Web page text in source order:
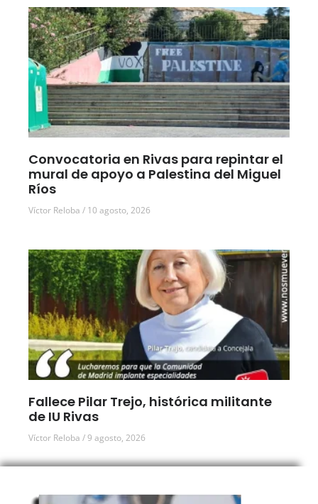
Convocatoria en Rivas para repintar el
mural de apoyo a Palestina del Miguel
Ríos
Víctor Reloba 10 agosto, 2026
Fallece Pilar Trejo, histórica militante
de IU Rivas
Víctor Reloba 9 agosto, 2026